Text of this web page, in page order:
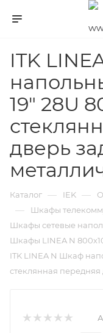
ITK
19" 28U
дверь
Каталог — IEK —
— Шкафы
Шкафы сетевые
Шкафы LINEA N
ITK LINEA N Шкаф
стеклянная